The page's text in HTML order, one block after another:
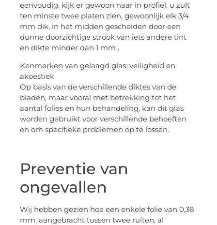
eenvoudig, kijk er gewoon naar in profiel, u zult
ten minste twee platen zien, gewoonlijk elk 3/4
mm dik, in het midden gescheiden door een
dunne doorzichtige strook van iets andere tint
en dikte minder dan 1 mm .
Kenmerken van gelaagd glas: veiligheid en
akoestiek
Op basis van de verschillende diktes van de
bladen, maar vooral met betrekking tot het
aantal folies en hun behandeling, kan dit glas
worden gebruikt voor verschillende behoeften
en om specifieke problemen op te lossen.
Preventie van
ongevallen
Wij hebben gezien hoe een enkele folie van 0,38
mm, aangebracht tussen twee ruiten, al